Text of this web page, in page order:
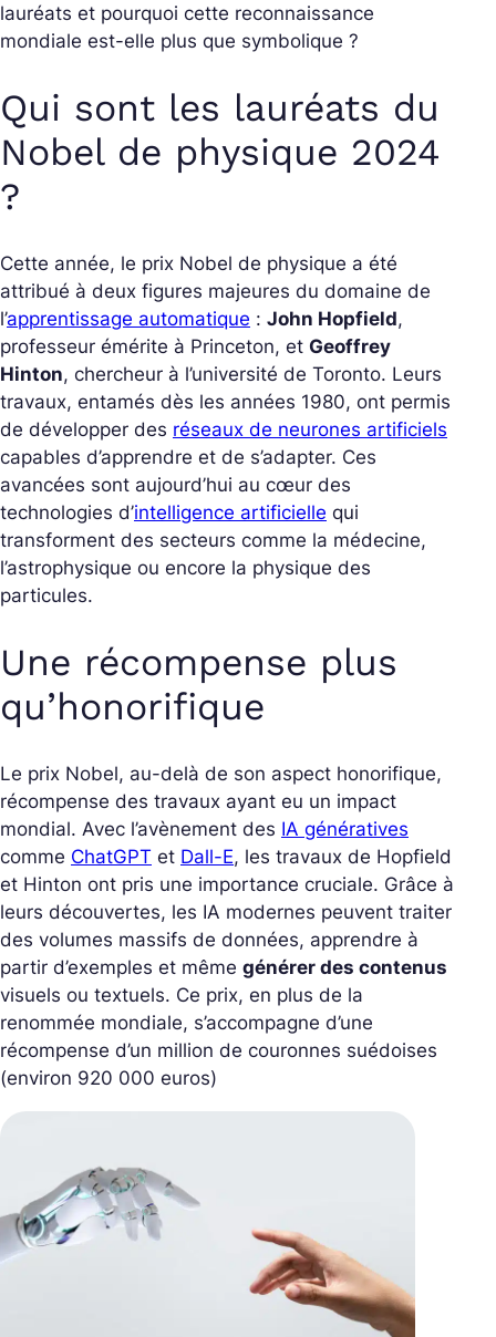
lauréats et pourquoi cette reconnaissance
mondiale est-elle plus que symbolique ?
Qui sont les lauréats du
Nobel de physique 2024
?
Cette année, le prix Nobel de physique a été
attribué à deux figures majeures du domaine de
l’apprentissage automatique : John Hopfield,
professeur émérite à Princeton, et Geoffrey
Hinton, chercheur à l’université de Toronto. Leurs
travaux, entamés dès les années 1980, ont permis
de développer des réseaux de neurones artificiels
capables d’apprendre et de s’adapter. Ces
avancées sont aujourd’hui au cœur des
technologies d’intelligence artificielle qui
transforment des secteurs comme la médecine,
l’astrophysique ou encore la physique des
particules.
Une récompense plus
qu’honorifique
Le prix Nobel, au-delà de son aspect honorifique,
récompense des travaux ayant eu un impact
mondial. Avec l’avènement des IA génératives
comme ChatGPT et Dall-E, les travaux de Hopfield
et Hinton ont pris une importance cruciale. Grâce à
leurs découvertes, les IA modernes peuvent traiter
des volumes massifs de données, apprendre à
partir d’exemples et même générer des contenus
visuels ou textuels. Ce prix, en plus de la
renommée mondiale, s’accompagne d’une
récompense d’un million de couronnes suédoises
(environ 920 000 euros)